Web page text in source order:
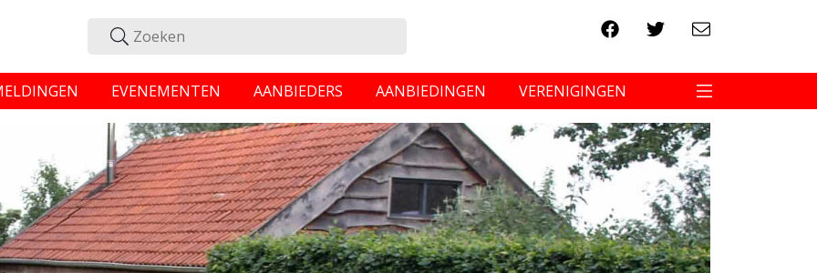
EVENEMENTEN AANBIEDERS AANBIEDINGEN VERENIGINGEN